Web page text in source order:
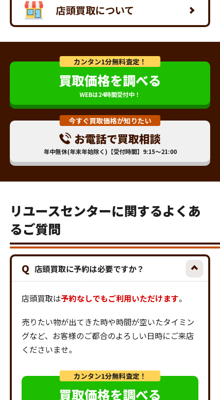
店頭買取について
カンタン1分無料査定！
買取価格を調べる
WEBは24時間受付中！
今すぐ買取価格が知りたい
お電話で買取相談
年中無休(年末年始除く)【受付時間】9:15～21:00
リユースセンターに関するよくあ
るご質問
Q 店頭買取に予約は必要ですか？
店頭買取は予約なしでもご利用いただけます。
売りたい物が出てきた時や時間が空いたタイミン
グなど、お客様のご都合のよろしい日時にご来店
くださいませ。
カンタン1分無料査定！
買取価格を調べる